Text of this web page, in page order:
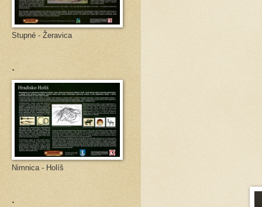
Stupné - Žeravica
.
Nimnica - Holíš
.